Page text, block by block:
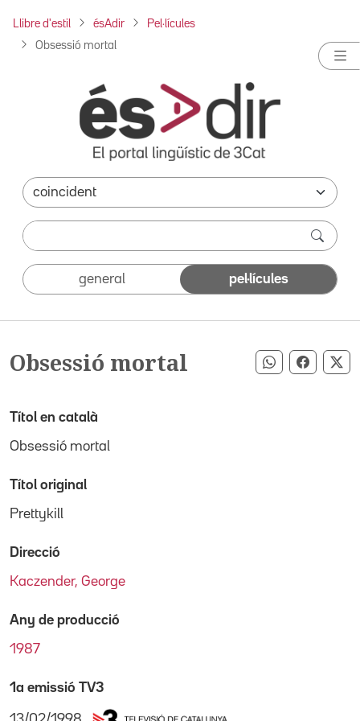
Llibre d'estil ésAdir Pel·lícules
Obsessió mortal
general pel·lícules
Obsessió mortal Compartir
Títol en català
Obsessió mortal
Títol original
Prettykill
Direcció
Kaczender, George
Any de producció
1987
1a emissió TV3